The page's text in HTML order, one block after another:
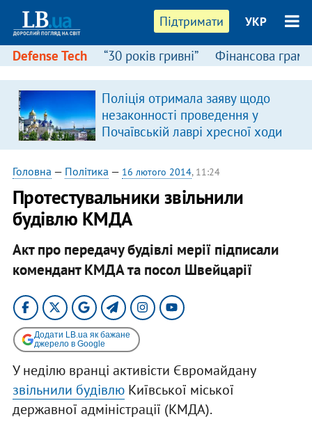
Підтримати УКР
Defense Tech “30 років гривні” Фінансова
Поліція отримала заяву щодо
незаконності проведення у
Почаївській лаврі хресної ходи
Головна — Політика — 16 лютого 2014, 11:24
Протестувальники звільнили
будівлю КМДА
Акт про передачу будівлі мерії підписали
комендант КМДА та посол Швейцарії
Додати LB.ua як бажане
джерело в Google
У неділю вранці активісти Євромайдану
звільнили будівлюКиївської міської
державної адміністрації (КМДА).